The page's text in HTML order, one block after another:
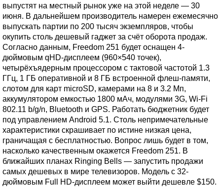
выпустят на местный рынок уже на этой неделе — 30
июня. В дальнейшем производитель намерен ежемесячно
выпускать партии по 200 тысяч экземпляров, чтобы
окупить столь дешевый гаджет за счёт оборота продаж.
Согласно данным, Freedom 251 будет оснащен 4-
дюймовым qHD-дисплеем (960×540 точек),
четырёхъядерным процессором с тактовой частотой 1.3
ГГц, 1 ГБ оперативной и 8 ГБ встроенной флеш-памяти,
слотом для карт microSD, камерами на 8 и 3.2 Мп,
аккумулятором емкостью 1800 мАч, модулями 3G, Wi-Fi
802.11 b/g/n, Bluetooth и GPS. Работать бюджетник будет
под управлением Android 5.1. Столь непримечательные
характеристики скрашивает по истине низкая цена,
граничащая с бесплатностью. Вопрос лишь будет в том,
насколько качественным окажется Freedom 251. В
ближайших планах Ringing Bells — запустить продажи
самых дешевых в мире телевизоров. Модель с 32-
дюймовым Full HD-дисплеем может выйти дешевле $150.